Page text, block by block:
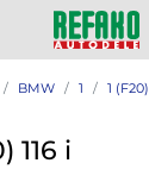
BMW 1 1 (F20)
116 i